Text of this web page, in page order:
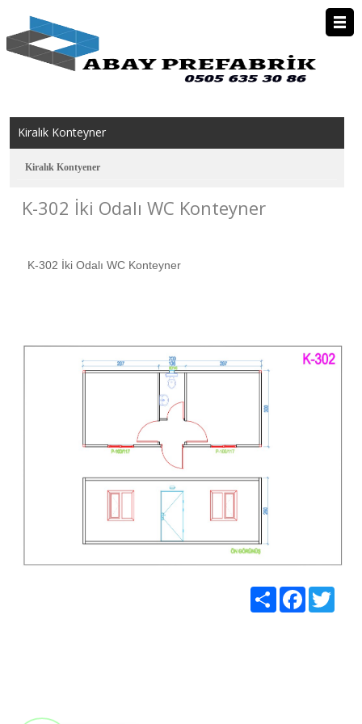
Anasayfa
Konteyner
İletişim
Kiralık Konteyner
Kiralık Kontyener
K-302 İki Odalı WC Konteyner
K-302 İki Odalı WC Konteyner
ShareFacebook